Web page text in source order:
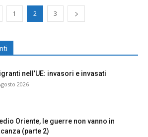
1 2 3
nell’UE: invasori e invasati
2026
Oriente, le guerre non vanno in
(parte 2)